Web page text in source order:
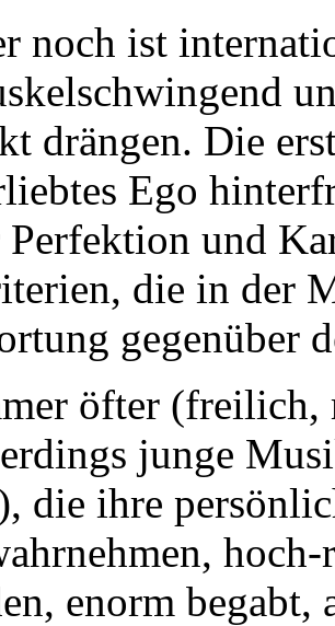
noch ist
drängen. Die
Ego
und
die in der
gegenüber
öfter (freilich,
junge
die ihre
enorm